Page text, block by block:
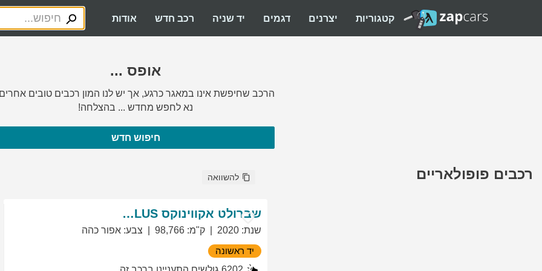
קטגוריות יצרנים דגמים יד שניה רכב חדש אודות
אופס ...
הרכב שחיפשת אינו במאגר כרגע, אך יש לנו המון רכבים טובים
נא לחפש מחדש ... בהצלחה!
חיפוש חדש
רכבים פופולאריים להשוואה
שברולט אקווינוקס LT PLUS
שנת:
2020 ק"מ:
98,766 צבע: אפור כהה
יד ראשונה